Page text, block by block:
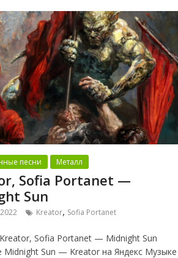
песни Металл
Sofia Portanet —
Sun
Kreator, Sofia Portanet
Sofia Portanet — Midnight Sun
Midnight Sun — Kreator на Яндекс Музыке